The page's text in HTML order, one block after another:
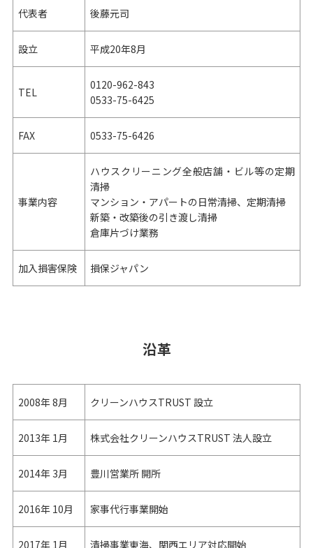
代表者 後藤元司
設立 平成20年8月
TEL
0120-962-843
0533-75-6425
FAX 0533-75-6426
事業内容
ハウスクリーニング全般店舗・ビル等の定期
清掃
マンション・アパートの日常清掃、定期清掃
新築・改築後の引き渡し清掃
倉庫片づけ業務
加入損害保険 損保ジャパン
沿革
2008年8月 クリーンハウスTRUST 設立
2013年 1月 株式会社クリーンハウスTRUST 法人設立
2014年 3月 豊川営業所 開所
2016年 10月 家事代行事業開始
2017年 1月 清掃事業東海、関西エリア対応開始